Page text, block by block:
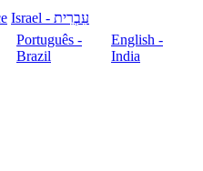
עִבְרִית - Israel
Português -
Brazil
English -
India